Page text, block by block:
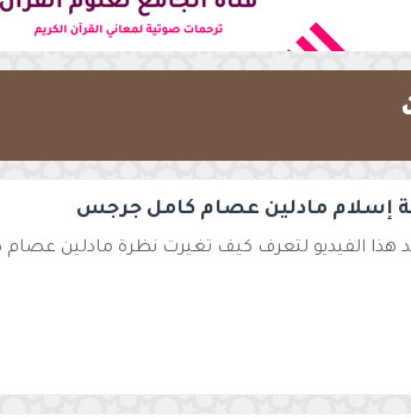
إسلام مادلين عصام كامل جرجس
هذا الفيديو لتعرف كيف تغيرت نظرة مادلين